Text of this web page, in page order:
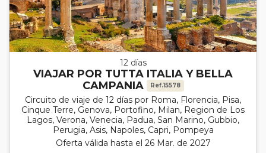
12 días
VIAJAR POR TUTTA ITALIA Y BELLA
CAMPANIA
Ref.15578
Circuito de viaje de 12 días por Roma, Florencia, Pisa,
Cinque Terre, Genova, Portofino, Milan, Region de Los
Lagos, Verona, Venecia, Padua, San Marino, Gubbio,
Perugia, Asis, Napoles, Capri, Pompeya
Oferta válida hasta el 26 Mar. de 2027